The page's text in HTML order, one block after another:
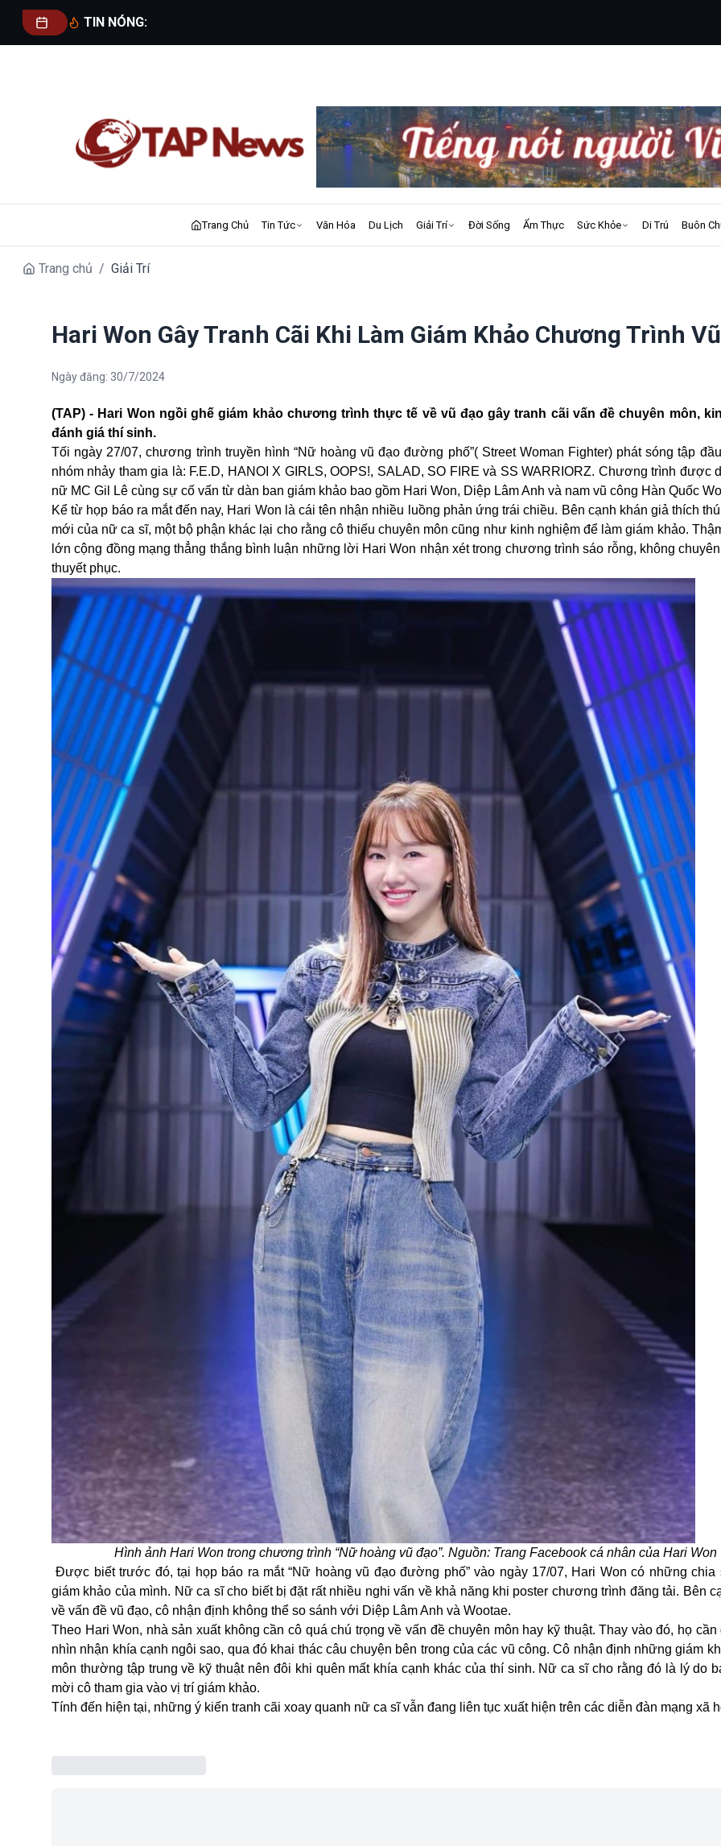
TIN NÓNG:
Trang Chủ Tin Tức Văn Hóa Du Lịch Giải Trí Đời Sống Ẩm Thực Sức Khỏe Di Trú Buôn
Trang chủ / Giải Trí
Hari Won Gây Tranh Cãi Khi Làm Giám Khảo Chương Trình
Ngày đăng: 30/7/2024
(TAP) - Hari Won ngồi ghế giám khảo chương trình thực tế về vũ đạo gây tranh cãi vấn đề chuyên môn,
đánh giá thí sinh.
Tối ngày 27/07, chương trình truyền hình “Nữ hoàng vũ đạo đường phố”( Street Woman Fighter) phát sóng tập
nhóm nhảy tham gia là: F.E.D, HANOI X GIRLS, OOPS!, SALAD, SO FIRE và SS WARRIORZ. Chương trình được
nữ MC Gil Lê cùng sự cố vấn từ dàn ban giám khảo bao gồm Hari Won, Diệp Lâm Anh và nam vũ công Hàn Quốc
Kể từ họp báo ra mắt đến nay, Hari Won là cái tên nhận nhiều luồng phản ứng trái chiều. Bên cạnh khán giả thích
mới của nữca sĩ, một bộ phận khác lại cho rằng cô thiếu chuyên môn cũng như kinh nghiệm để làm giám khảo.
lớn cộng đồng mạng thẳng thắng bình luận những lời Hari Won nhận xét trong chương trình sáo rỗng, không
thuyết phục.
Hình ảnh Hari Won trong chương trình “Nữ hoàng vũ đạo”. Nguồn: Trang Facebook cá nhân của Hari Won
Được biết trước đó, tại họp báo ra mắt “Nữ hoàng vũ đạo đường phố” vào ngày 17/07, Hari Won có những chia
giám khảo của mình. Nữ ca sĩ cho biết bị đặt rất nhiều nghi vấn về khả năng khi poster chương trình đăng tải. Bên
về vấn đề vũ đạo, cô nhận định không thể so sánh với Diệp Lâm Anh và Wootae.
Theo Hari Won, nhà sản xuất không cần cô quá chú trọng về vấn đề chuyên môn hay kỹ thuật. Thay vào đó, họ cần
nhìn nhận khía cạnh ngôi sao, qua đó khai thác câu chuyện bên trong của các vũ công. Cô nhận định những giám
môn thường tập trung về kỹ thuật nên đôi khi quên mất khía cạnh khác của thí sinh. Nữ ca sĩ cho rằng đó là lý do
mời cô tham gia vào vị trí giám khảo.
Tính đến hiện tại, những ý kiến tranh cãi xoay quanh nữ ca sĩ vẫn đang liên tục xuất hiện trên các diễn đàn mạng xã